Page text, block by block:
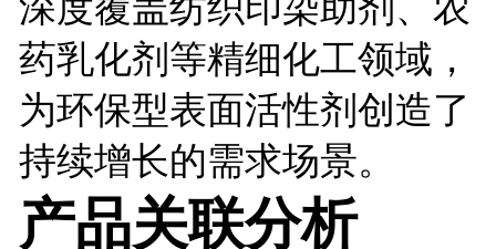
药乳化剂等精细化工领域，
为环保型表面活性剂创造了
持续增长的需求场景。
产品关联分析